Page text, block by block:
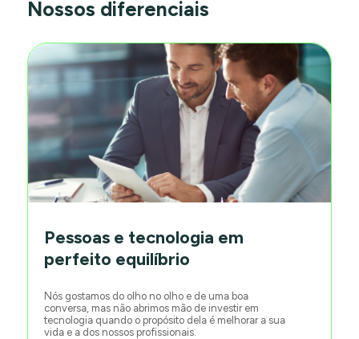
Nossos diferenciais
Pessoas e tecnologia em
perfeito equilíbrio
Nós gostamos do olho no olho e de uma boa
conversa, mas não abrimos mão de investir em
tecnologia quando o propósito dela é melhorar a sua
vida e a dos nossos profissionais.